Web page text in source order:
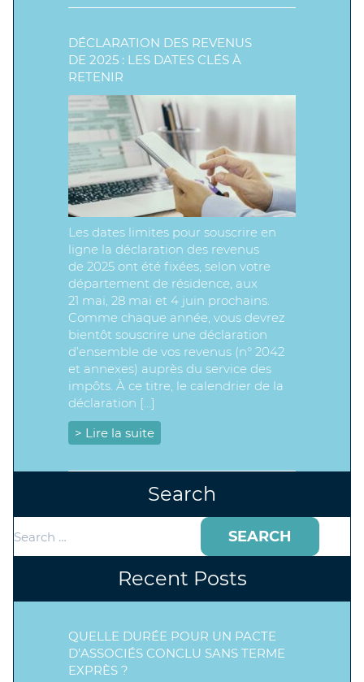
DÉCLARATION DES REVENUS
DE 2025 : LES DATES CLÉS À
RETENIR
Les dates limites pour souscrire en
ligne la déclaration des revenus
de 2025 ont été fixées, selon votre
département de résidence, aux
21 mai, 28 mai et 4 juin prochains.
Comme chaque année, vous devrez
bientôt souscrire une déclaration
d’ensemble de vos revenus (n° 2042
et annexes) auprès du service des
impôts. À ce titre, le calendrier de la
déclaration […]
> Lire la suite
Search
for:
Recent Posts
QUELLE DURÉE POUR UN PACTE
D’ASSOCIÉS CONCLU SANS TERME
EXPRÈS ?